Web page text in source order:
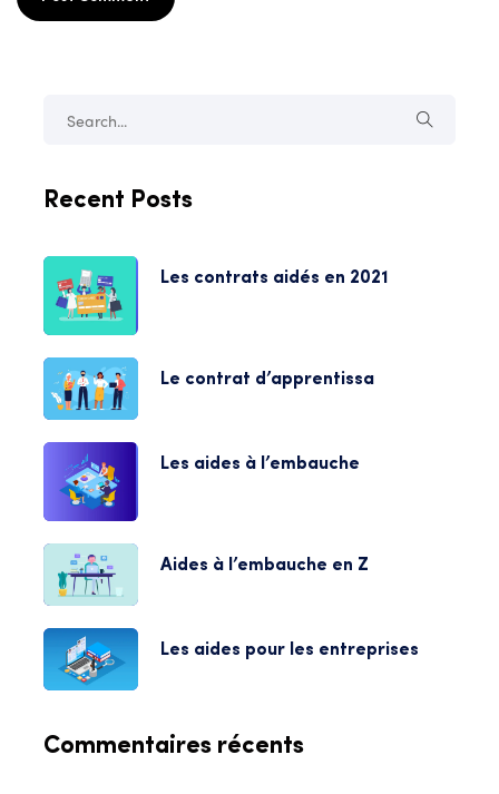
Recent Posts
Les contrats aidés en 2021
Le contrat d’apprentissa
Les aides à l’embauche
Aides à l’embauche en Z
Les aides pour les entreprises
Commentaires récents